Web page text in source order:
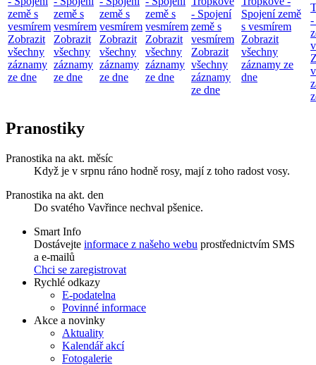
země s
vesmírem
Zobrazit
všechny
záznamy
ze dne
země s
vesmírem
Zobrazit
všechny
záznamy
ze dne
země s
vesmírem
Zobrazit
všechny
záznamy
ze dne
země s
vesmírem
Zobrazit
všechny
záznamy
ze dne
- Spojení
země s
vesmírem
Zobrazit
všechny
záznamy
ze dne
Spojení země
s vesmírem
Zobrazit
všechny
záznamy ze
dne
-
Pranostiky
Pranostika na akt. měsíc
Když je v srpnu ráno hodně rosy, mají z toho radost vosy.
Pranostika na akt. den
Do svatého Vavřince nechval pšenice.
Smart Info
Dostávejte informace z našeho webu prostřednictvím SMS
a e-mailů
Chci se zaregistrovat
Rychlé odkazy
E-podatelna
Povinné informace
Akce a novinky
Aktuality
Kalendář akcí
Fotogalerie